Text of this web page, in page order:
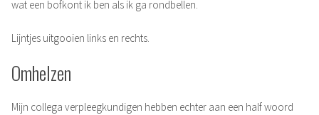
wat een bofkont ik ben als ik ga rondbellen.
Lijntjes uitgooien links en rechts.
Omhelzen
Mijn collega verpleegkundigen hebben echter aan een half woord